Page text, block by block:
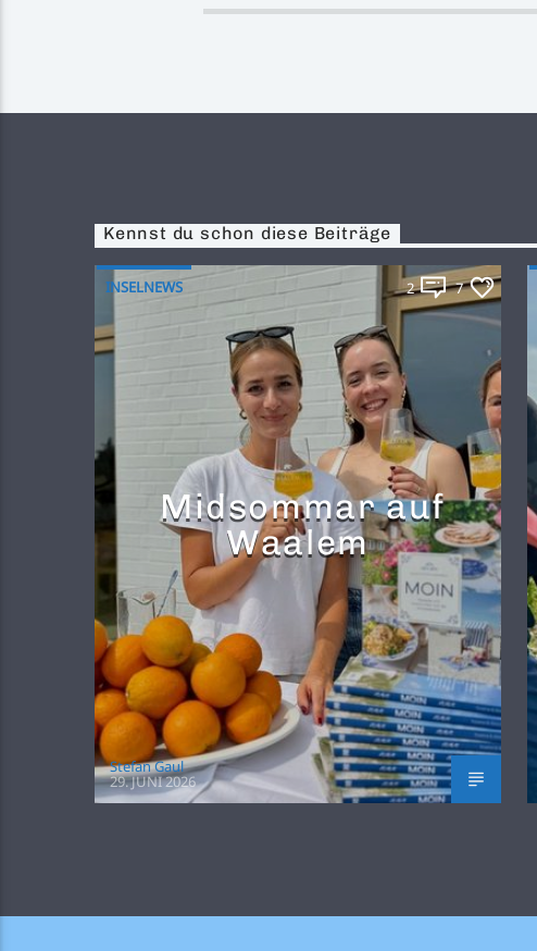
Kennst du schon diese Beiträge
INSELNEWS 2 7
Midsommar auf
Waalem
Stefan Gaul
29. JUNI 2026